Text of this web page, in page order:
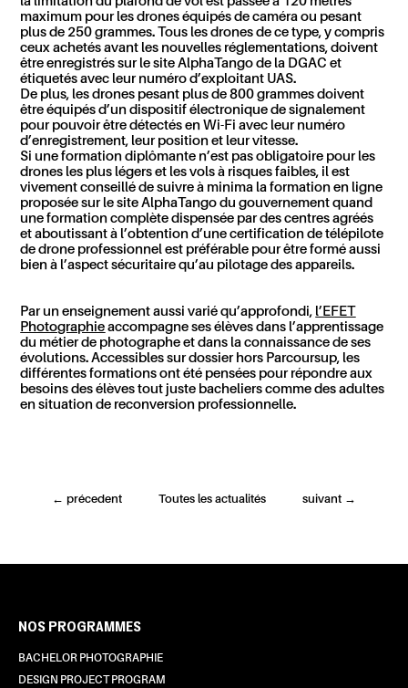
maximum pour les drones équipés de caméra ou pesant
plus de 250 grammes. Tous les drones de ce type, y compris
ceux achetés avant les nouvelles réglementations, doivent
être enregistrés sur le site AlphaTango de la DGAC et
étiquetés avec leur numéro d’exploitant UAS.
De plus, les drones pesant plus de 800 grammes doivent
être équipés d’un dispositif électronique de signalement
pour pouvoir être détectés en Wi-Fi avec leur numéro
d’enregistrement, leur position et leur vitesse.
Si une formation diplômante n’est pas obligatoire pour les
drones les plus légers et les vols à risques faibles, il est
vivement conseillé de suivre à minima la formation en ligne
proposée sur le site AlphaTango du gouvernement quand
une formation complète dispensée par des centres agréés
et aboutissant à l’obtention d’une certification de télépilote
de drone professionnel est préférable pour être formé aussi
bien à l’aspect sécuritaire qu’au pilotage des appareils.
Par un enseignement aussi varié qu’approfondi, l’EFET
Photographie accompagne ses élèves dans l’apprentissage
du métier de photographe et dans la connaissance de ses
évolutions. Accessibles sur dossier hors Parcoursup, les
différentes formations ont été pensées pour répondre aux
besoins des élèves tout juste bacheliers comme des adultes
en situation de reconversion professionnelle.
← précedent Toutes les actualités suivant →
NOS PROGRAMMES
BACHELOR PHOTOGRAPHIE
DESIGN PROJECT PROGRAM